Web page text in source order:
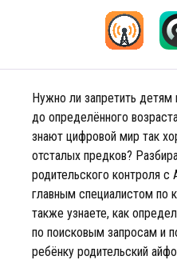
Нужно ли запретить детям
до определённого
знают цифровой мир так
отсталых предков?
родительского контроля
главным специалистом по
также узнаете, как
по поисковым запросам и
ребёнку родительский